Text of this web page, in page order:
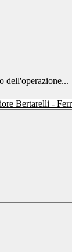
dell'operazione...